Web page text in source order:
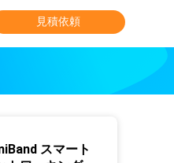
見積依頼
スマート